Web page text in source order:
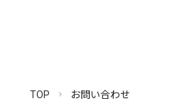
TOP お問い合わせ